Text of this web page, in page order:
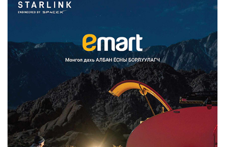
Францад иргэд рүү зөвшөөрөлгүй
сурталчилгааны дууд...
2026/08/07